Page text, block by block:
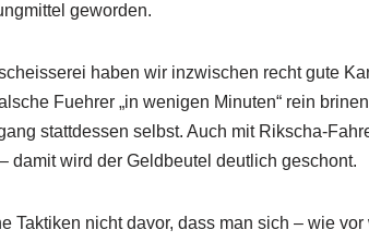
geworden.
haben wir inzwischen recht gute
Fuehrer „in wenigen Minuten“ rein
stattdessen selbst. Auch mit Rikscha-
damit wird der Geldbeutel deutlich geschont.
Taktiken nicht davor, dass man sich – wie